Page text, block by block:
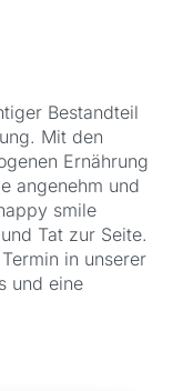
Bestandteil
Mit den
Ernährung
angenehm und
smile
Tat zur Seite.
in unserer
und eine